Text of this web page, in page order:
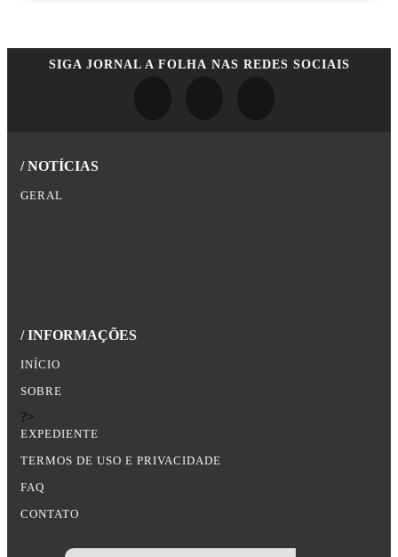
SIGA JORNAL A FOLHA NAS REDES SOCIAIS
/ NOTÍCIAS
GERAL
/ INFORMAÇÕES
INÍCIO
SOBRE
?>
EXPEDIENTE
TERMOS DE USO E PRIVACIDADE
FAQ
CONTATO